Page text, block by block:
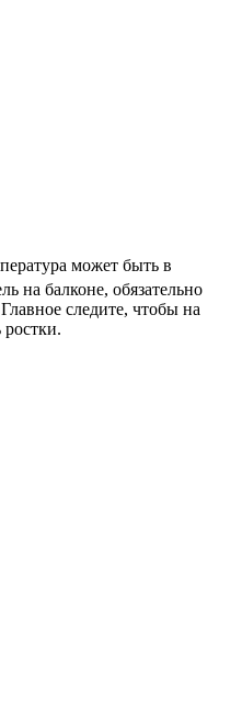
может быть в
на балконе, обязательно
следите, чтобы на